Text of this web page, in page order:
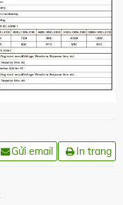
Gửi email In trang